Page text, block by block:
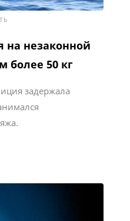
на незаконной
более 50 кг
задержала